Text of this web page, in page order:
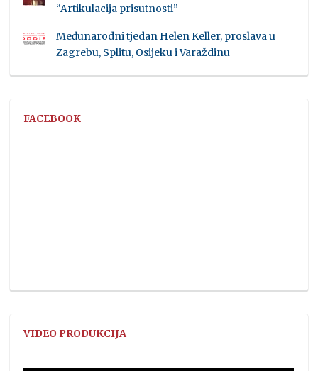
“Artikulacija prisutnosti”
Međunarodni tjedan Helen Keller, proslava u
Zagrebu, Splitu, Osijeku i Varaždinu
FACEBOOK
VIDEO PRODUKCIJA